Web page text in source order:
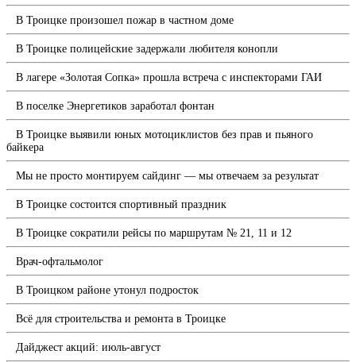
В Троицке произошел пожар в частном доме
В Троицке полицейские задержали любителя конопли
В лагере «Золотая Сопка» прошла встреча с инспекторами ГАИ
В поселке Энергетиков заработал фонтан
В Троицке выявили юных мотоциклистов без прав и пьяного
байкера
Мы не просто монтируем сайдинг — мы отвечаем за результат
В Троицке состоится спортивный праздник
В Троицке сократили рейсы по маршрутам № 21, 11 и 12
Врач-офтальмолог
В Троицком районе утонул подросток
Всё для строительства и ремонта в Троицке
Дайджест акций: июль-август